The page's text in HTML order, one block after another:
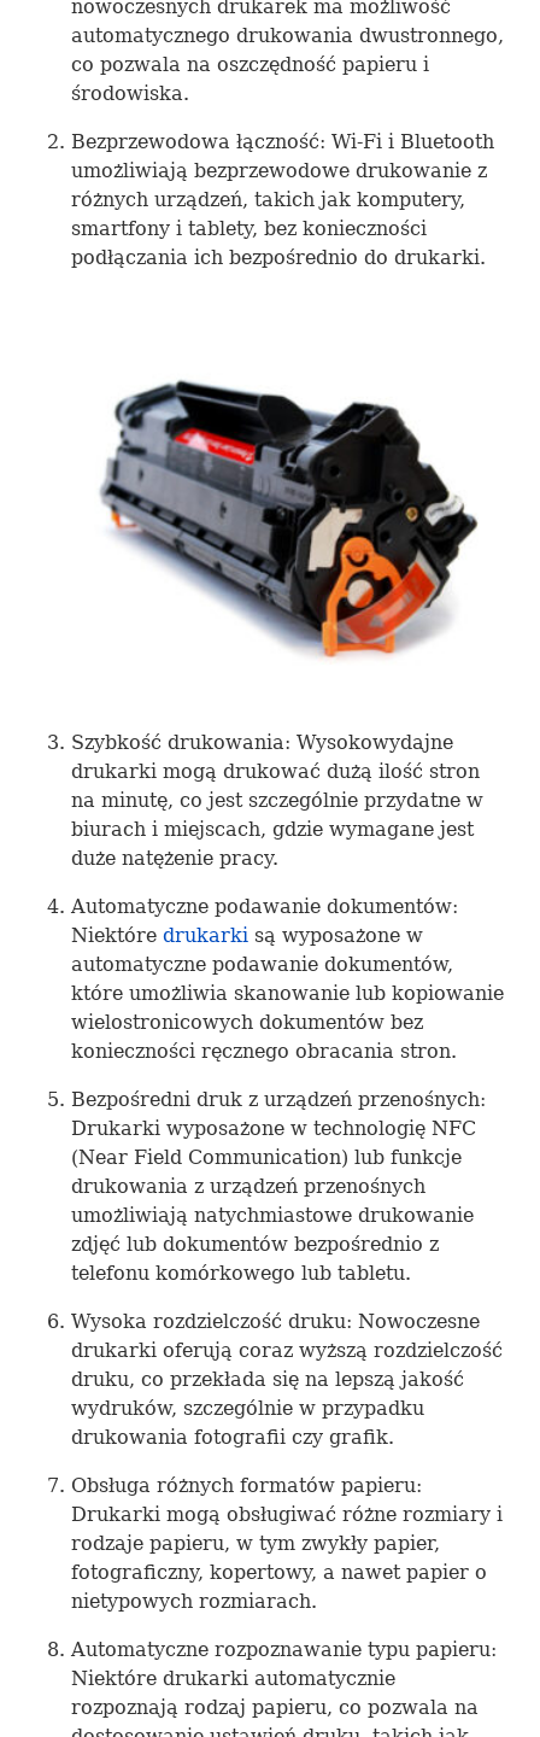
nowoczesnych drukarek ma możliwość
automatycznego drukowania dwustronnego,
co pozwala na oszczędność papieru i
środowiska.
Bezprzewodowa łączność: Wi-Fi i Bluetooth
umożliwiają bezprzewodowe drukowanie z
różnych urządzeń, takich jak komputery,
smartfony i tablety, bez konieczności
podłączania ich bezpośrednio do drukarki.
Szybkość drukowania: Wysokowydajne
drukarki mogą drukować dużą ilość stron
na minutę, co jest szczególnie przydatne w
biurach i miejscach, gdzie wymagane jest
duże natężenie pracy.
Automatyczne podawanie dokumentów:
Niektóre drukarkisą wyposażone w
automatyczne podawanie dokumentów,
które umożliwia skanowanie lub kopiowanie
wielostronicowych dokumentów bez
konieczności ręcznego obracania stron.
Bezpośredni druk z urządzeń przenośnych:
Drukarki wyposażone w technologię NFC
(Near Field Communication) lub funkcje
drukowania z urządzeń przenośnych
umożliwiają natychmiastowe drukowanie
zdjęć lub dokumentów bezpośrednio z
telefonu komórkowego lub tabletu.
Wysoka rozdzielczość druku: Nowoczesne
drukarki oferują coraz wyższą rozdzielczość
druku, co przekłada się na lepszą jakość
wydruków, szczególnie w przypadku
drukowania fotografii czy grafik.
Obsługa różnych formatów papieru:
Drukarki mogą obsługiwać różne rozmiary i
rodzaje papieru, w tym zwykły papier,
fotograficzny, kopertowy, a nawet papier o
nietypowych rozmiarach.
Automatyczne rozpoznawanie typu papieru:
Niektóre drukarki automatycznie
rozpoznają rodzaj papieru, co pozwala na